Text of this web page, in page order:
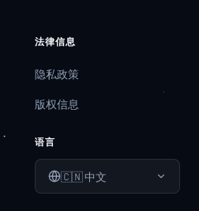
法律信息
隐私政策
版权信息
语言
🇨🇳中文